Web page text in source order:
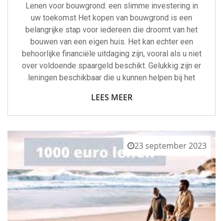
Lenen voor bouwgrond: een slimme investering in
uw toekomst Het kopen van bouwgrond is een
belangrijke stap voor iedereen die droomt van het
bouwen van een eigen huis. Het kan echter een
behoorlijke financiële uitdaging zijn, vooral als u niet
over voldoende spaargeld beschikt. Gelukkig zijn er
leningen beschikbaar die u kunnen helpen bij het
LEES MEER
23 september 2023